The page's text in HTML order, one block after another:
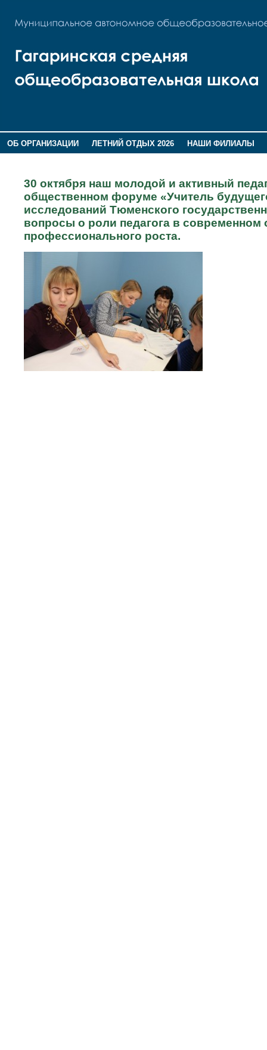
ОБ ОРГАНИЗАЦИИ ЛЕТНИЙ ОТДЫХ 2026
НАШИ ФИЛИАЛЫ
30 октября наш молодой и активный
общественном форуме «Учитель
исследований Тюменского
вопросы о роли педагога в
профессионального роста.